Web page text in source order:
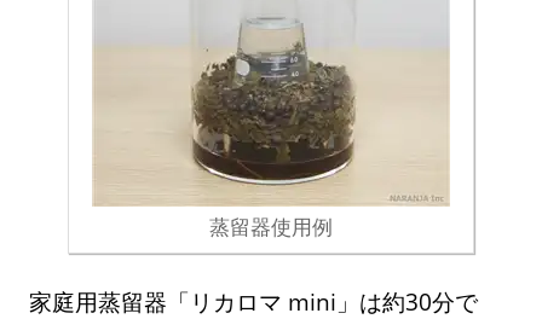
蒸留器使用例
家庭用蒸留器「リカロマ mini」は約30分で